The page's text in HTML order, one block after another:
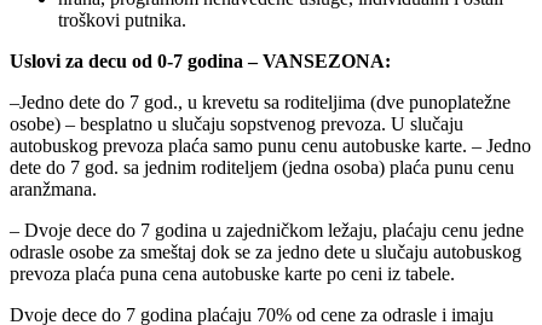
troškovi putnika.
Uslovi za decu od 0-7 godina – VANSEZONA:
–Jedno dete do 7 god., u krevetu sa roditeljima (dve punoplatežne
osobe) – besplatno u slučaju sopstvenog prevoza. U slučaju
autobuskog prevoza plaća samo punu cenu autobuske karte. – Jedno
dete do 7 god. sa jednim roditeljem (jedna osoba) plaća punu cenu
aranžmana.
– Dvoje dece do 7 godina u zajedničkom ležaju, plaćaju cenu jedne
odrasle osobe za smeštaj dok se za jedno dete u slučaju autobuskog
prevoza plaća puna cena autobuske karte po ceni iz tabele.
Dvoje dece do 7 godina plaćaju 70% od cene za odrasle i imaju